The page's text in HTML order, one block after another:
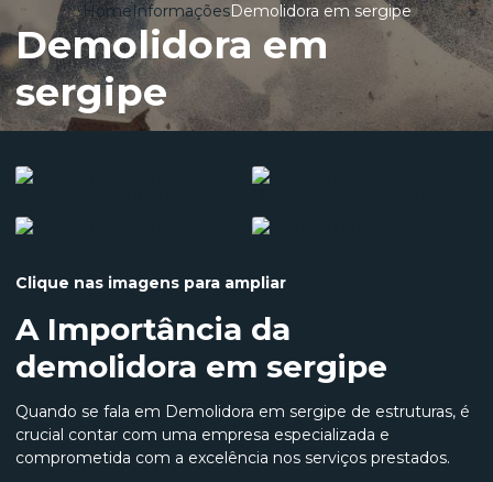
HomeInformaçõesDemolidora em sergipe
Demolidora em
sergipe
Clique nas imagens para ampliar
A Importância da
demolidora em sergipe
Quando se fala em Demolidora em sergipe de estruturas, é
crucial contar com uma empresa especializada e
comprometida com a excelência nos serviços prestados.